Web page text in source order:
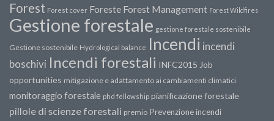
Forest Forest cover Foreste Forest Management Forest Wildfires
Gestione forestale gestione forestale sostenibile
Gestione sostenibile Hydrological balance Incendi incendi
boschivi Incendi forestali INFC2015 Job
opportunities mitigazione e adattamento ai cambiamenti climatici
monitoraggio forestale phd fellowship pianificazione forestale
pillole di scienze forestali premio Prevenzione incendi